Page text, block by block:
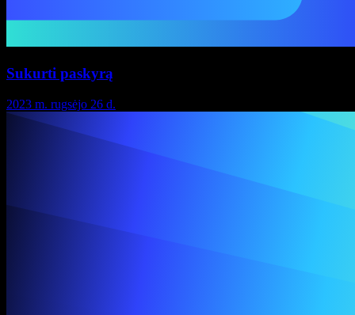
Sukurti paskyrą
2023 m. rugsėjo 26 d.